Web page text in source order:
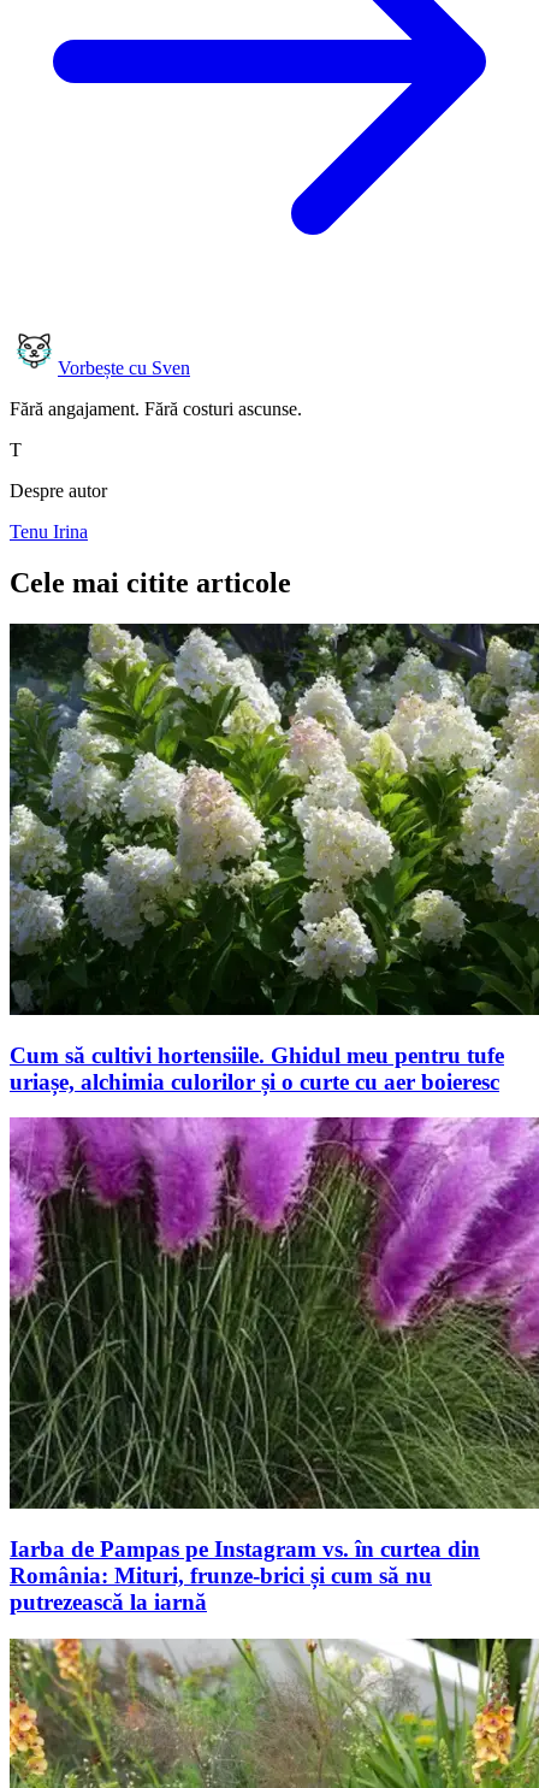
Vorbește cu Sven
Fără angajament. Fără costuri ascunse.
T
Despre autor
Tenu Irina
Cele mai citite articole
Cum să cultivi hortensiile. Ghidul meu pentru tufe
uriașe, alchimia culorilor și o curte cu aer boieresc
Iarba de Pampas pe Instagram vs. în curtea din
România: Mituri, frunze-brici și cum să nu
putrezească la iarnă